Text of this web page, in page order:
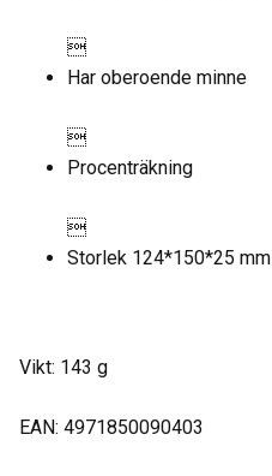

Har oberoende minne

Procenträkning

Storlek 124*150*25 mm
Vikt: 143 g
EAN: 4971850090403